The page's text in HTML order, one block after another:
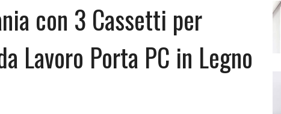
con 3 Cassetti per
Lavoro Porta PC in Legno